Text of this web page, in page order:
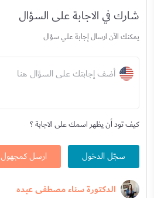
شارك في الاجابة على السؤال
يمكنك الآن ارسال إجابة علي سؤال
أضف إجابتك على السؤال هنا
كيف تود أن يظهر اسمك على الاجابة ؟
سجّل الدخول ارسل كمجهول
الدكتورة سناء مصطفى عبده